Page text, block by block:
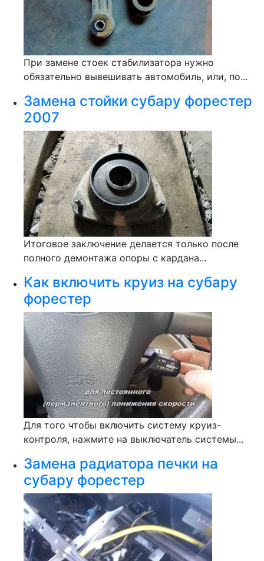
При замене стоек стабилизатора нужно
обязательно вывешивать автомобиль, или, по...
Замена стойки субару форестер
2007
Итоговое заключение делается только после
полного демонтажа опоры с кардана...
Как включить круиз на субару
форестер
Для того чтобы включить систему круиз-
контроля, нажмите на выключатель системы...
Замена радиатора печки на
субару форестер